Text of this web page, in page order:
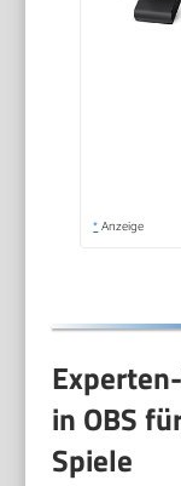
* Anzeige
in OBS
Spiele